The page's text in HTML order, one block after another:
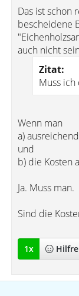
Das ist schon
bescheidene
auch nicht
Zitat:
Muss
Wenn man
a)
und
b) die Kosten
Ja. Muss man.
Sind die
1x